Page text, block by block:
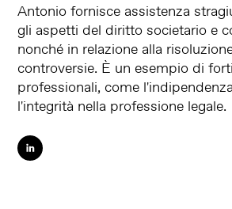
Antonio fornisce assistenza
gli aspetti del diritto societario e
nonché in relazione alla
controversie. È un esempio di
professionali, come
l'integrità nella professione legale.